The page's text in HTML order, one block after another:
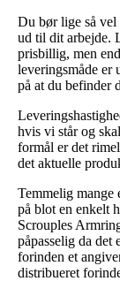
Du bør lige så
ud til dit arbejde.
prisbillig, men
leveringsmåde er
på at du befinder
hvis vi står og
formål er det
det aktuelle
Temmelig
på blot en enkelt
Scrouples
påpasselig da
forinden et
distribueret